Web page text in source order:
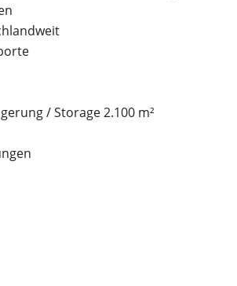
/ Storage 2.100 m²